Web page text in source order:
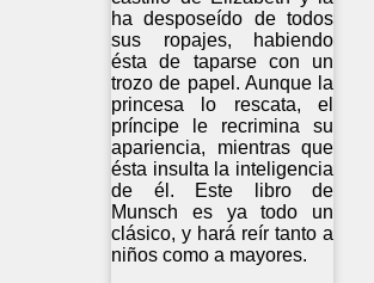
ha desposeído de todos
sus ropajes, habiendo
ésta de taparse con un
trozo de papel. Aunque la
princesa lo rescata, el
príncipe le recrimina su
apariencia, mientras que
ésta insulta la inteligencia
de él. Este libro de
Munsch es ya todo un
clásico, y hará reír tanto a
niños como a mayores.